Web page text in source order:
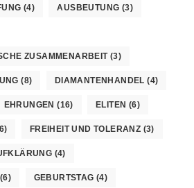
(4) AUSBEUTUNG (3)
ZUSAMMENARBEIT(3)
(8) DIAMANTENHANDEL (4)
EHRUNGEN (16) ELITEN (6)
FREIHEIT UND TOLERANZ (3)
(4)
GEBURTSTAG (4)